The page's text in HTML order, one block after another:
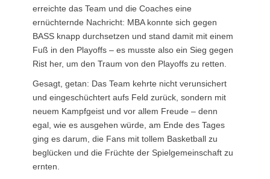
erreichte das Team und die Coaches eine
ernüchternde Nachricht: MBA konnte sich gegen
BASS knapp durchsetzen und stand damit mit einem
Fuß in den Playoffs – es musste also ein Sieg gegen
Rist her, um den Traum von den Playoffs zu retten.
Gesagt, getan: Das Team kehrte nicht verunsichert
und eingeschüchtert aufs Feld zurück, sondern mit
neuem Kampfgeist und vor allem Freude – denn
egal, wie es ausgehen würde, am Ende des Tages
ging es darum, die Fans mit tollem Basketball zu
beglücken und die Früchte der Spielgemeinschaft zu
ernten.